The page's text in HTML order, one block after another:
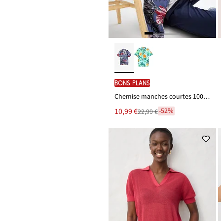
BONS PLANS
Chemise manches courtes 100% coton
Le
nouveau
prix
10,99 €
Remise22,99 €-52%